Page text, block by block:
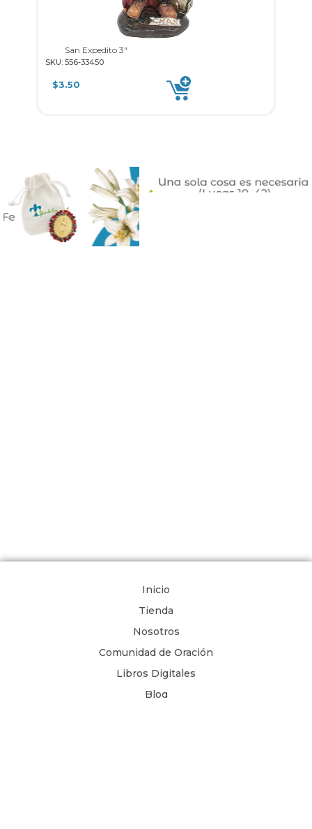
San Expedito 3″
SKU: 556-33450
$3.50
Inicio
Tienda
Nosotros
Comunidad de Oración
Libros Digitales
Blog